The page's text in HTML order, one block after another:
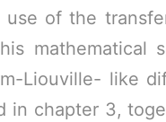
of the
mathematical
Liouville- like
in chapter 3,